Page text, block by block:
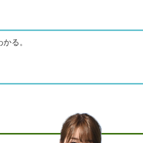
る。